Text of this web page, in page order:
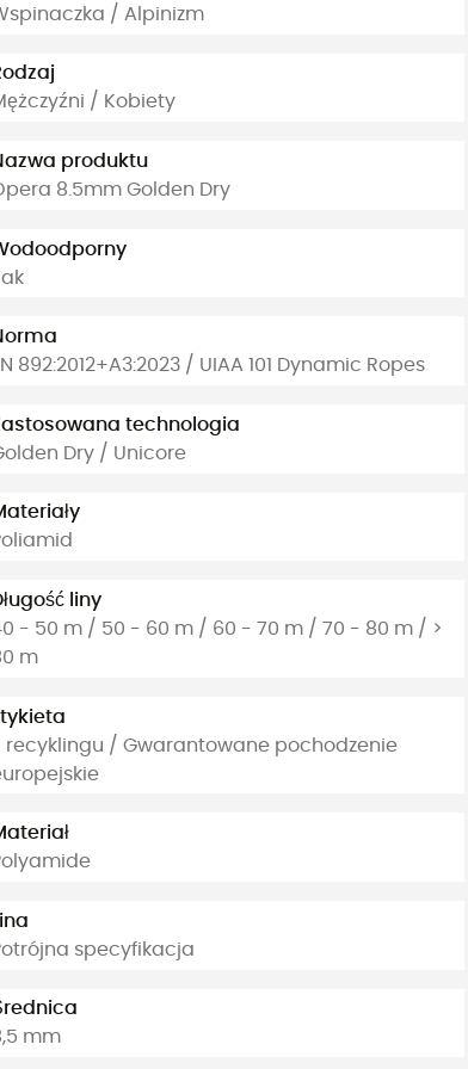
/ Alpinizm
/ Kobiety
produktu
8.5mm Golden Dry
892:2012+A3:2023 / UIAA 101 Dynamic Ropes
technologia
Dry / Unicore
liny
- 50 m / 50 - 60 m / 60 - 70 m / 70 - 80 m / >
m
recyklingu / Gwarantowane pochodzenie
Lina
specyfikacja
mm